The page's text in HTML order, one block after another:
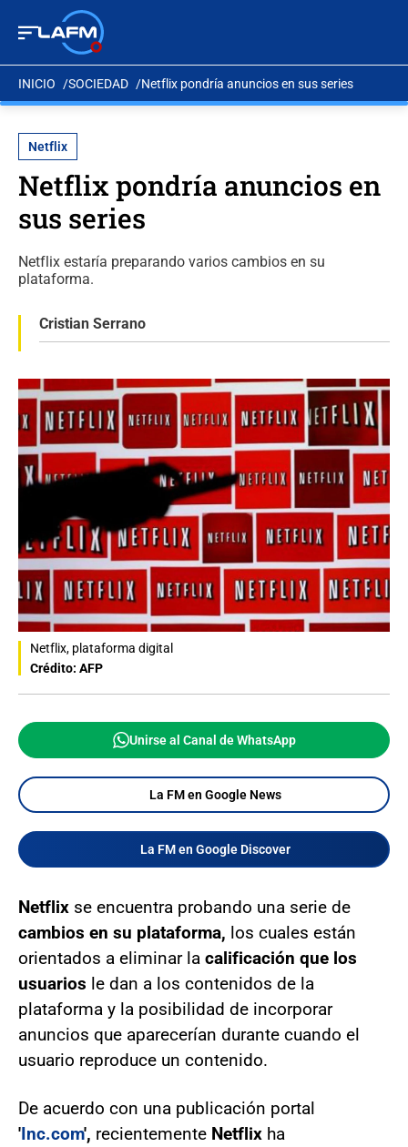
INICIO SOCIEDAD Netflix pondría anuncios en sus series
Netflix
Netflix pondría anuncios en
sus series
Netflix estaría preparando varios cambios en su
plataforma.
Cristian Serrano
Netflix, plataforma digital
Crédito: AFP
Unirse al Canal de WhatsApp
La FM en Google News
La FM en Google Discover
Netflix se encuentra probando una serie de
cambios en su plataforma, los cuales están
orientados a eliminar la calificación que los
usuarios le dan a los contenidos de la
plataforma y la posibilidad de incorporar
anuncios que aparecerían durante cuando el
usuario reproduce un contenido.
De acuerdo con una publicación portal
'Inc.com', recientemente Netflix ha